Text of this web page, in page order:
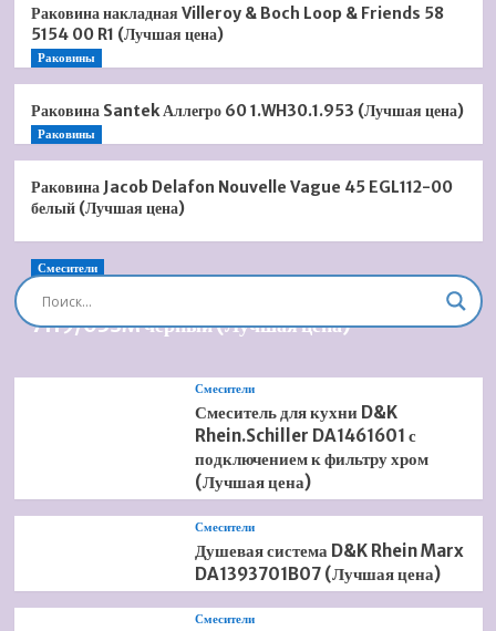
Раковина накладная Villeroy & Boch Loop & Friends 58
5154 00 R1 (Лучшая цена)
Раковины
Раковина Santek Аллегро 60 1.WH30.1.953 (Лучшая цена)
Раковины
Раковина Jacob Delafon Nouvelle Vague 45 EGL112-00
белый (Лучшая цена)
Смесители
Душевая система встроенная Timo Briana SX-
7119/03SM черный (Лучшая цена)
Смесители
Смеситель для кухни D&K
Rhein.Schiller DA1461601 с
подключением к фильтру хром
(Лучшая цена)
Смесители
Душевая система D&K Rhein Marx
DA1393701B07 (Лучшая цена)
Смесители